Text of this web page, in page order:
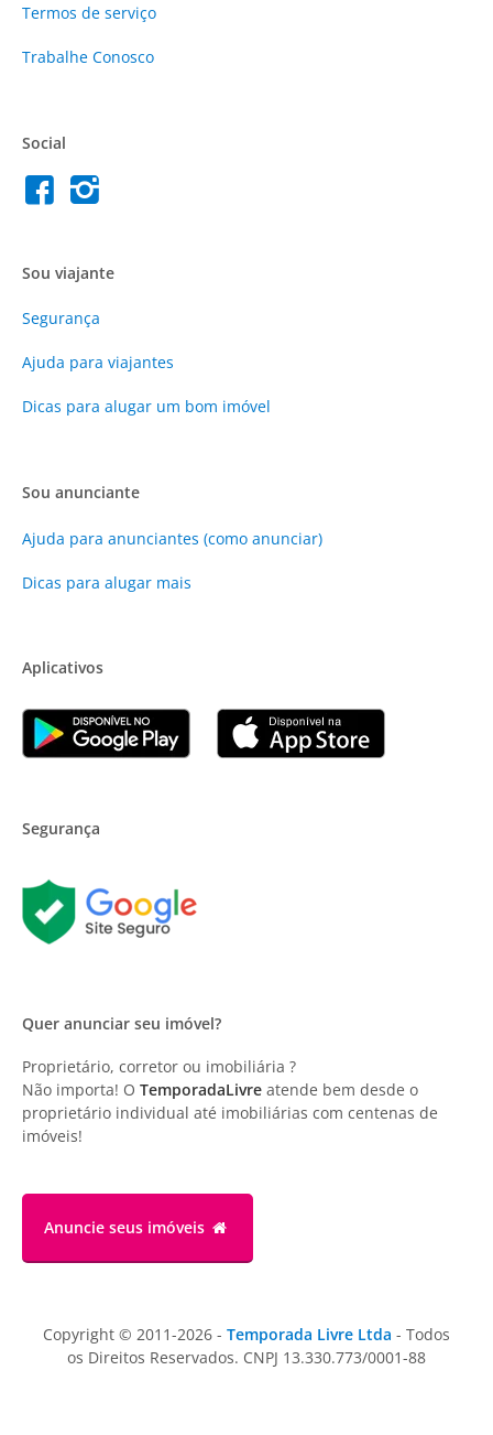
Termos de serviço
Trabalhe Conosco
Social
Sou viajante
Segurança
Ajuda para viajantes
Dicas para alugar um bom imóvel
Sou anunciante
Ajuda para anunciantes (como anunciar)
Dicas para alugar mais
Aplicativos
Segurança
Quer anunciar seu imóvel?
Proprietário, corretor ou imobiliária ?
Não importa! O TemporadaLivre atende bem desde o
proprietário individual até imobiliárias com centenas de
imóveis!
Anuncie seus imóveis
Copyright © 2011-2026 - Temporada Livre Ltda - Todos
os Direitos Reservados. CNPJ 13.330.773/0001-88